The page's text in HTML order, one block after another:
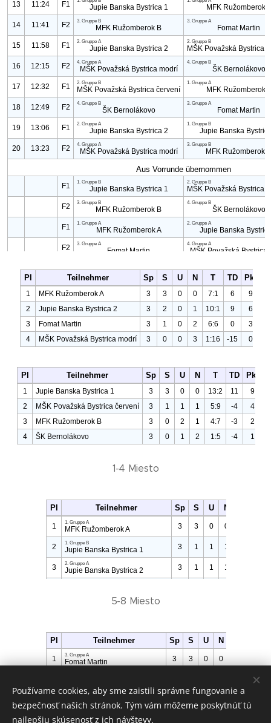
1-4 Miesto
5-8 Miesto
Používame cookies, aby sme zaistili správne fungovanie a
bezpečnosť našich stránok. Tým vám môžeme poskytnúť tú
najlepšiu skúsenosť z ich návštevy.